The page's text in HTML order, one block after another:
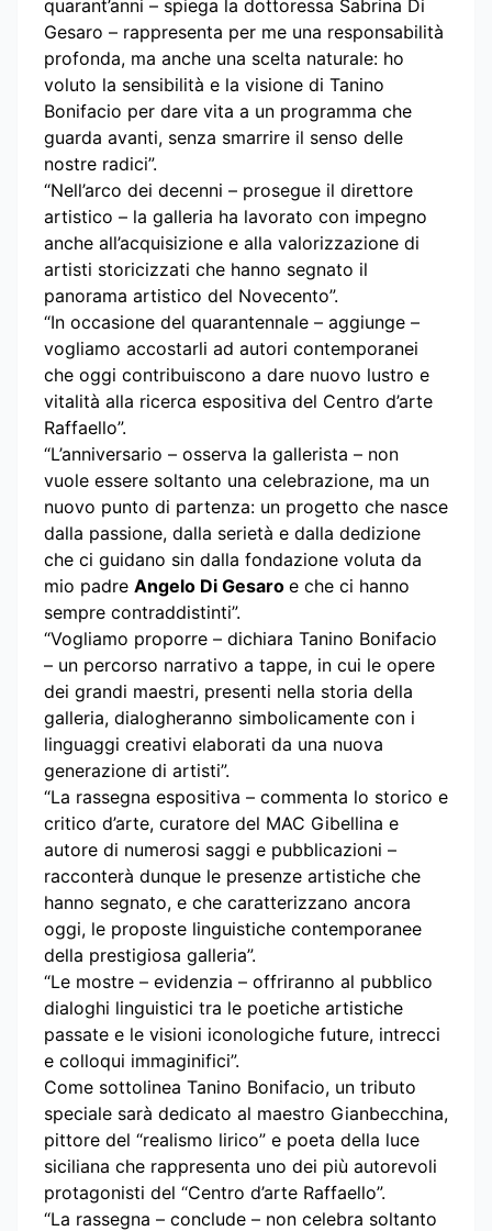
quarant’anni – spiega la dottoressa Sabrina Di
Gesaro – rappresenta per me una responsabilità
profonda, ma anche una scelta naturale: ho
voluto la sensibilità e la visione di Tanino
Bonifacio per dare vita a un programma che
guarda avanti, senza smarrire il senso delle
nostre radici”.
“Nell’arco dei decenni – prosegue il direttore
artistico – la galleria ha lavorato con impegno
anche all’acquisizione e alla valorizzazione di
artisti storicizzati che hanno segnato il
panorama artistico del Novecento”.
“In occasione del quarantennale – aggiunge –
vogliamo accostarli ad autori contemporanei
che oggi contribuiscono a dare nuovo lustro e
vitalità alla ricerca espositiva del Centro d’arte
Raffaello”.
“L’anniversario – osserva la gallerista – non
vuole essere soltanto una celebrazione, ma un
nuovo punto di partenza: un progetto che nasce
dalla passione, dalla serietà e dalla dedizione
che ci guidano sin dalla fondazione voluta da
mio padre Angelo Di Gesaro e che ci hanno
sempre contraddistinti”.
“Vogliamo proporre – dichiara Tanino Bonifacio
– un percorso narrativo a tappe, in cui le opere
dei grandi maestri, presenti nella storia della
galleria, dialogheranno simbolicamente con i
linguaggi creativi elaborati da una nuova
generazione di artisti”.
“La rassegna espositiva – commenta lo storico e
critico d’arte, curatore del MAC Gibellina e
autore di numerosi saggi e pubblicazioni –
racconterà dunque le presenze artistiche che
hanno segnato, e che caratterizzano ancora
oggi, le proposte linguistiche contemporanee
della prestigiosa galleria”.
“Le mostre – evidenzia – offriranno al pubblico
dialoghi linguistici tra le poetiche artistiche
passate e le visioni iconologiche future, intrecci
e colloqui immaginifici”.
Come sottolinea Tanino Bonifacio, un tributo
speciale sarà dedicato al maestro Gianbecchina,
pittore del “realismo lirico” e poeta della luce
siciliana che rappresenta uno dei più autorevoli
protagonisti del “Centro d’arte Raffaello”.
“La rassegna – conclude – non celebra soltanto